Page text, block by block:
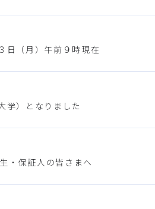
日（月）午前９時現在
学）となりました
・保証人の皆さまへ